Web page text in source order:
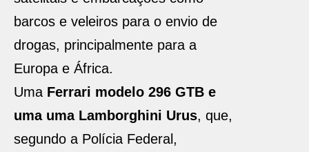
barcos e veleiros para o envio de
drogas, principalmente para a
Europa e África.
Uma Ferrari modelo 296 GTB e
uma uma Lamborghini Urus, que,
segundo a Polícia Federal,